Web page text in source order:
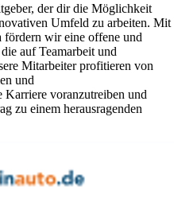
der dir die Möglichkeit
Umfeld zu arbeiten. Mit
fördern wir eine offene und
auf Teamarbeit und
Mitarbeiter profitieren von
und
voranzutreiben und
zu einem herausragenden